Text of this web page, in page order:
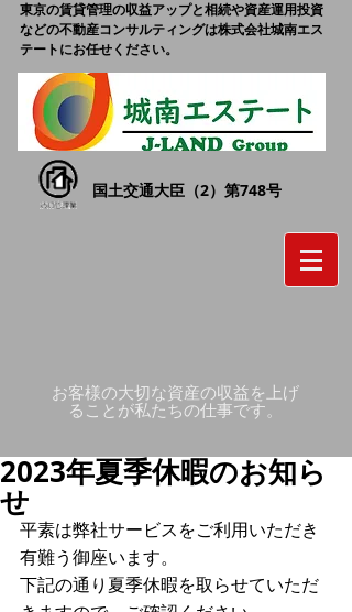
東京の賃貸管理の収益アップと相続や資産運用投資
などの不動産コンサルティングは株式会社城南エス
テートにお任せください。
国土交通大臣（2）第748号
お客様の大切な資産の収益を上げ
ることが私たちの仕事です。
2023年夏季休暇のお知ら
せ
平素は弊社サービスをご利用いただき
有難う御座います。
下記の通り夏季休暇を取らせていただ